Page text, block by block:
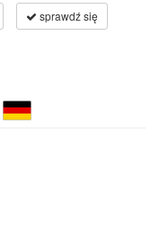
sprawdź się